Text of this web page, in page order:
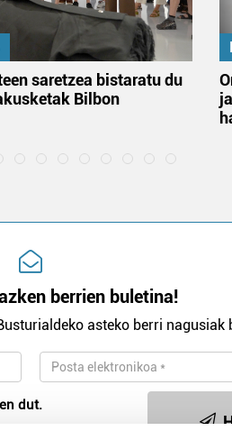
saretzea bistaratu du
Bilbon
berrien buletina!
asteko berri nagusiak
dut.